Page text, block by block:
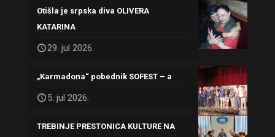
Otišla je srpska diva OLIVERA
KATARINA
29. jul 2026.
„Karmadona“ pobednik SOFEST – a
5. jul 2026.
TREBINJE PRESTONICA KULTURE NA